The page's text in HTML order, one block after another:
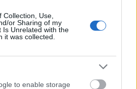
Use,
or Sharing of my
Is Unrelated with the
it was collected.
to enable storage
szeretne Hrabal nevének
a többi
közül, amely segíthet az
kapcsolatainak